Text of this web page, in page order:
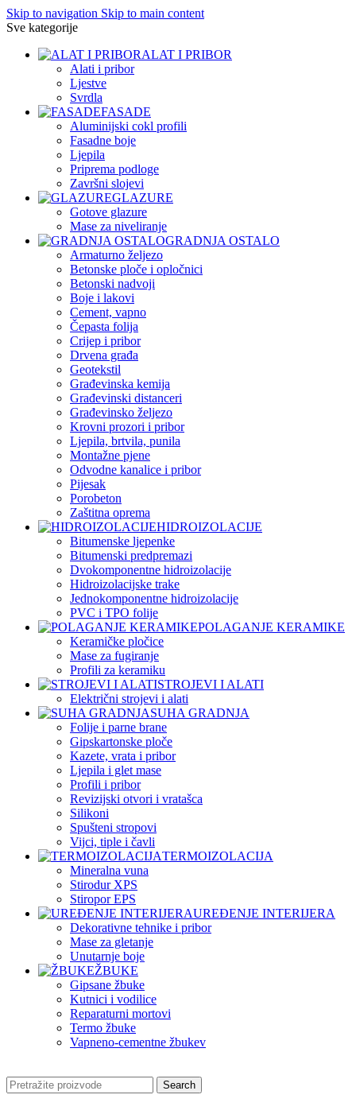
Skip to navigation Skip to main content
Sve kategorije
ALAT I PRIBOR
Alati i pribor
Ljestve
Svrdla
FASADE
Aluminijski cokl profili
Fasadne boje
Ljepila
Priprema podloge
Završni slojevi
GLAZURE
Gotove glazure
Mase za niveliranje
GRADNJA OSTALO
Armaturno željezo
Betonske ploče i opločnici
Betonski nadvoji
Boje i lakovi
Cement, vapno
Čepasta folija
Crijep i pribor
Drvena građa
Geotekstil
Građevinska kemija
Građevinski distanceri
Građevinsko željezo
Krovni prozori i pribor
Ljepila, brtvila, punila
Montažne pjene
Odvodne kanalice i pribor
Pijesak
Porobeton
Zaštitna oprema
HIDROIZOLACIJE
Bitumenske ljepenke
Bitumenski predpremazi
Dvokomponentne hidroizolacije
Hidroizolacijske trake
Jednokomponentne hidroizolacije
PVC i TPO folije
POLAGANJE KERAMIKE
Keramičke pločice
Mase za fugiranje
Profili za keramiku
STROJEVI I ALATI
Električni strojevi i alati
SUHA GRADNJA
Folije i parne brane
Gipskartonske ploče
Kazete, vrata i pribor
Ljepila i glet mase
Profili i pribor
Revizijski otvori i vratašca
Silikoni
Spušteni stropovi
Vijci, tiple i čavli
TERMOIZOLACIJA
Mineralna vuna
Stirodur XPS
Stiropor EPS
UREĐENJE INTERIJERA
Dekorativne tehnike i pribor
Mase za gletanje
Unutarnje boje
ŽBUKE
Gipsane žbuke
Kutnici i vodilice
Reparaturni mortovi
Termo žbuke
Vapneno-cementne žbukev
Search